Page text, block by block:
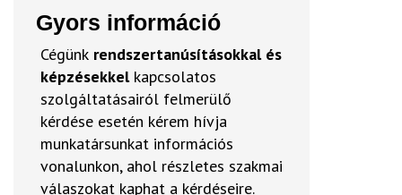
Gyors információ
Cégünk rendszertanúsításokkal és
képzésekkel kapcsolatos
szolgáltatásairól felmerülő
kérdése esetén kérem hívja
munkatársunkat információs
vonalunkon, ahol részletes szakmai
válaszokat kaphat a kérdéseire.